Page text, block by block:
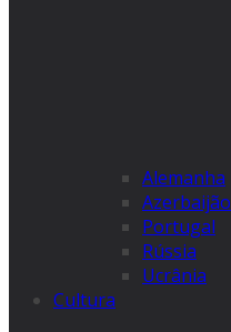
Alemanha
Azerbaijão
Portugal
Rússia
Ucrânia
Cultura